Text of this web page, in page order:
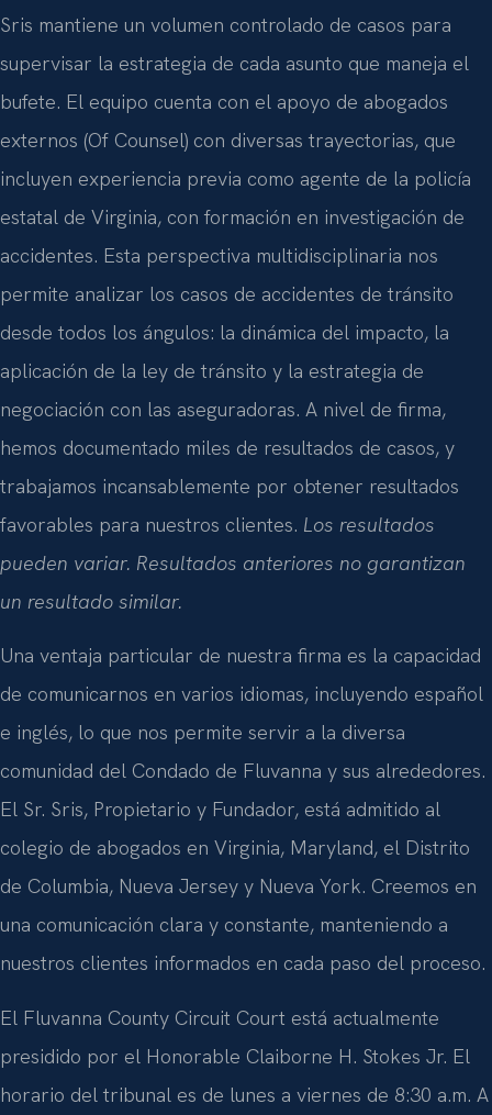
Sris mantiene un volumen controlado de casos para
supervisar la estrategia de cada asunto que maneja el
bufete. El equipo cuenta con el apoyo de abogados
externos (Of Counsel) con diversas trayectorias, que
incluyen experiencia previa como agente de la policía
estatal de Virginia, con formación en investigación de
accidentes. Esta perspectiva multidisciplinaria nos
permite analizar los casos de accidentes de tránsito
desde todos los ángulos: la dinámica del impacto, la
aplicación de la ley de tránsito y la estrategia de
negociación con las aseguradoras. A nivel de firma,
hemos documentado miles de resultados de casos, y
trabajamos incansablemente por obtener resultados
favorables para nuestros clientes. Los resultados
pueden variar. Resultados anteriores no garantizan
un resultado similar.
Una ventaja particular de nuestra firma es la capacidad
de comunicarnos en varios idiomas, incluyendo español
e inglés, lo que nos permite servir a la diversa
comunidad del Condado de Fluvanna y sus alrededores.
El Sr. Sris, Propietario y Fundador, está admitido al
colegio de abogados en Virginia, Maryland, el Distrito
de Columbia, Nueva Jersey y Nueva York. Creemos en
una comunicación clara y constante, manteniendo a
nuestros clientes informados en cada paso del proceso.
El Fluvanna County Circuit Court está actualmente
presidido por el Honorable Claiborne H. Stokes Jr. El
horario del tribunal es de lunes a viernes de 8:30 a.m. A